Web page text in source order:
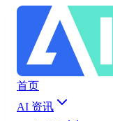
首页
AI 资讯